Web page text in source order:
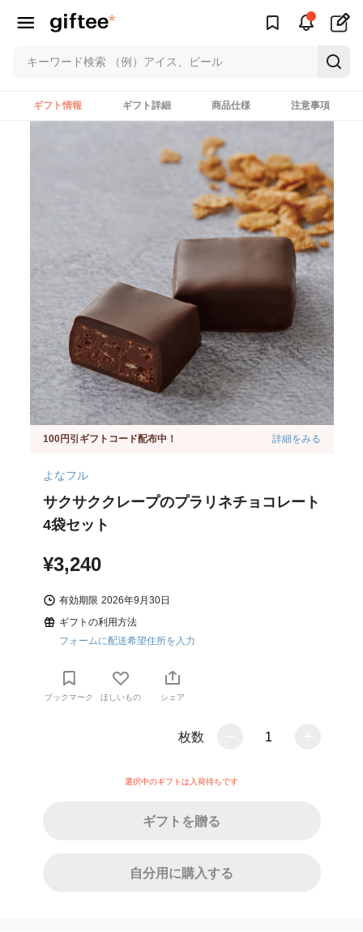
ギフト情報 ギフト詳細 商品仕様 注意事項
100円引ギフトコード配布中！ 詳細をみる
よなフル
サクサククレープのプラリネチョコレート
4袋セット
¥3,240
有効期限 2026年9月30日
ギフトの利用方法
フォームに配送希望住所を入力
ブックマーク ほしいもの シェア
枚数 1
選択中のギフトは入荷待ちです
ギフトを贈る
自分用に購入する